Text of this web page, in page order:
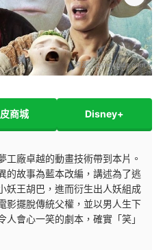
來源：disneyplus.com
商城 Disney+
工廠卓越的動畫技術帶到本片。
的故事為藍本改編，講述為了逃
妖王胡巴，進而衍生出人妖組成
影擺脫傳統父權，並以男人生下
會心一笑的劇本，確實「笑」